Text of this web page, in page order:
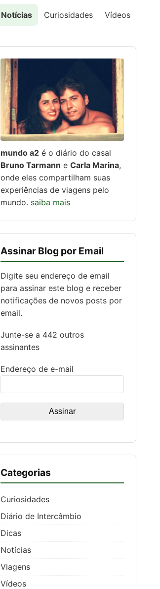
Notícias Curiosidades Vídeos
mundo a2 é o diário do casal
Bruno Tarmann e Carla Marina,
onde eles compartilham suas
experiências de viagens pelo
mundo. saiba mais
Assinar Blog por Email
Digite seu endereço de email
para assinar este blog e receber
notificações de novos posts por
email.
Junte-se a 442 outros
assinantes
Endereço de e-mail
Categorias
Curiosidades
Diário de Intercâmbio
Dicas
Notícias
Viagens
Vídeos